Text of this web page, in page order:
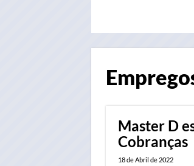
Master D
Cobranças
18 de Abril de 2022